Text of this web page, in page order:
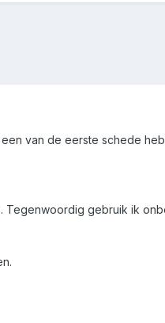
van de eerste schede
gebruik ik